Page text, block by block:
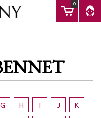
0
G H I J
K